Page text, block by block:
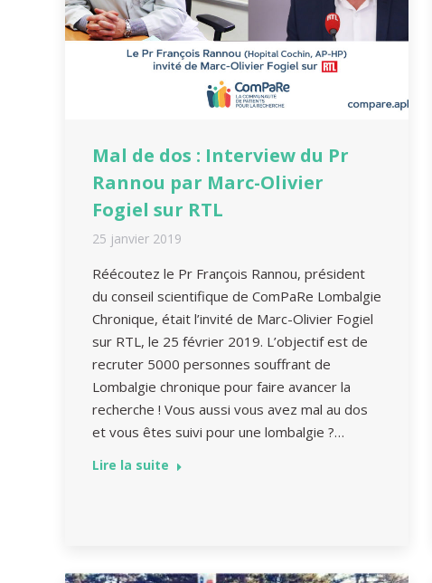
Mal de dos : Interview du Pr
Rannou par Marc-Olivier
Fogiel sur RTL
25 janvier 2019
Réécoutez le Pr François Rannou, président
du conseil scientifique de ComPaRe Lombalgie
Chronique, était l’invité de Marc-Olivier Fogiel
sur RTL, le 25 février 2019. L’objectif est de
recruter 5000 personnes souffrant de
Lombalgie chronique pour faire avancer la
recherche ! Vous aussi vous avez mal au dos
et vous êtes suivi pour une lombalgie ?…
Lire la suite